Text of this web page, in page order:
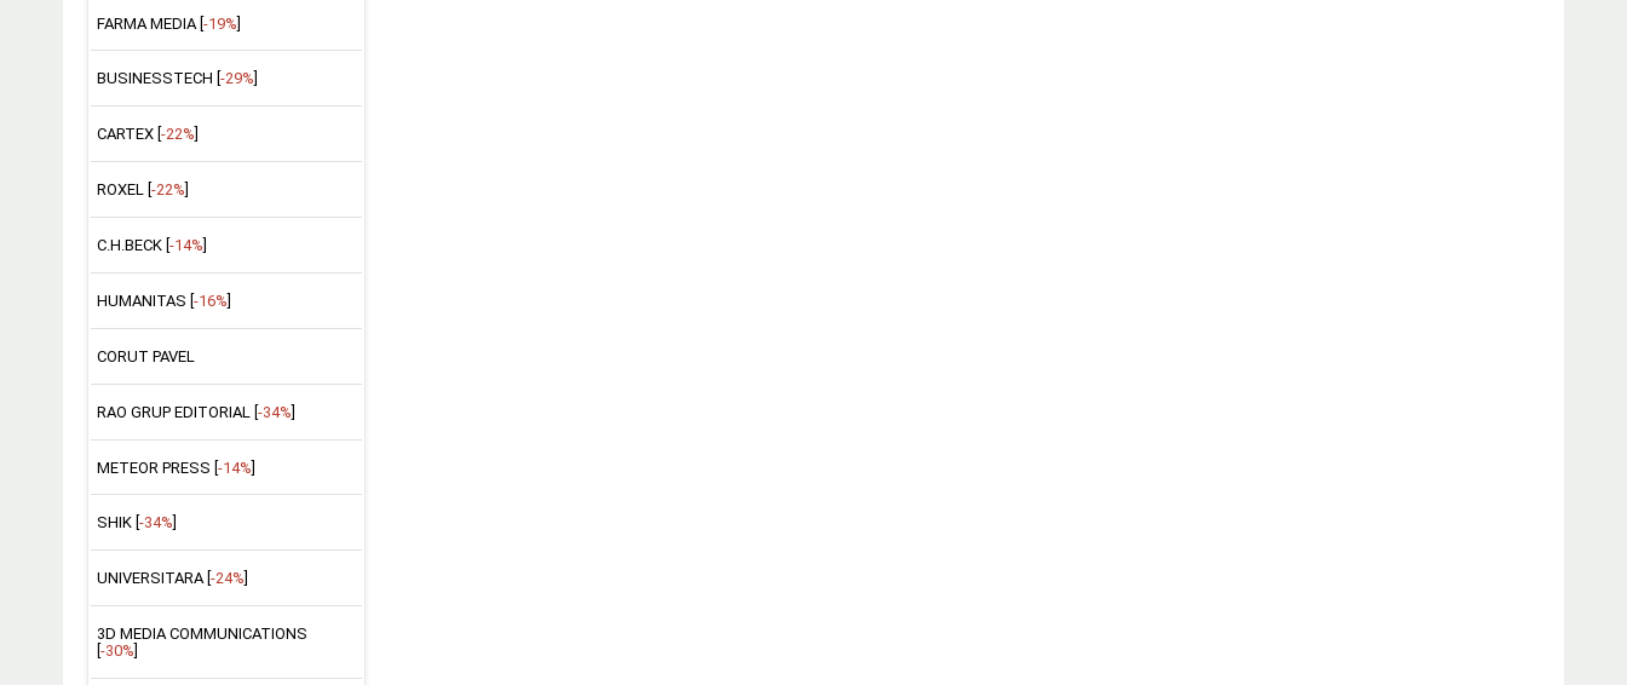
FARMA MEDIA [-19%]
BUSINESSTECH [ -29%
CARTEX [ -22%
ROXEL [ -22%
C.H.BECK [ -14%
HUMANITAS [ -16%
CORUT PAVEL
RAO GRUP EDITORIAL [-34%]
METEOR PRESS [-14%]
SHIK [ -34%
UNIVERSITARA [ -24%
3D MEDIA COMMUNICATIONS
-30%